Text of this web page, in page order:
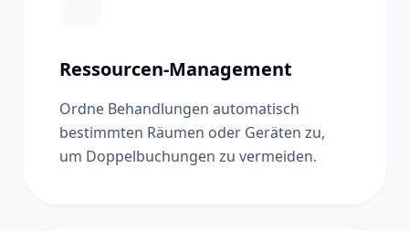
Ressourcen-Management
Ordne Behandlungen automatisch
bestimmten Räumen oder Geräten zu,
um Doppelbuchungen zu vermeiden.